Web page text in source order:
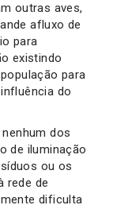
outras aves,
afluxo de
para
existindo
para
do
dos
de iluminação
ou os
rede de
dificulta